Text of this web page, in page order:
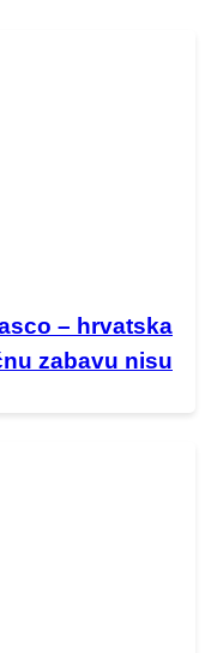
– hrvatska
zabavu nisu